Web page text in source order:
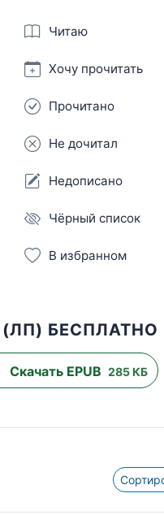
Читаю
Хочу прочитать
Прочитано
Не дочитал
Недописано
Чёрный список
В избранном
БЕСПЛАТНО
Скачать EPUB 285 КБ